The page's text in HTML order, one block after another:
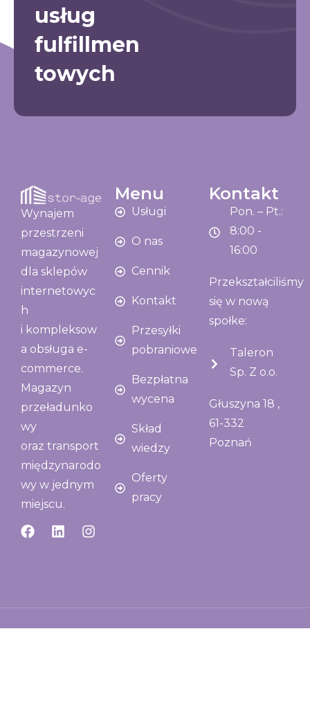
usług
fulfillmen
towych
Wynajem
przestrzeni
magazynowej
dla sklepów
internetowyc
h
i kompleksow
a obsługa e-
commerce.
Magazyn
przeładunko
wy
oraz transport
międzynarodo
wy w jednym
miejscu.
Menu
Usługi
O nas
Cennik
Kontakt
Przesyłki
pobraniowe
Bezpłatna
wycena
Skład
wiedzy
Oferty
pracy
Kontakt
Pon. – Pt.:
8:00 -
16:00
Przekształciliśmy
się w nową
społke:
Taleron
Sp. Z o.o.
Głuszyna 18 ,
61-332
Poznań